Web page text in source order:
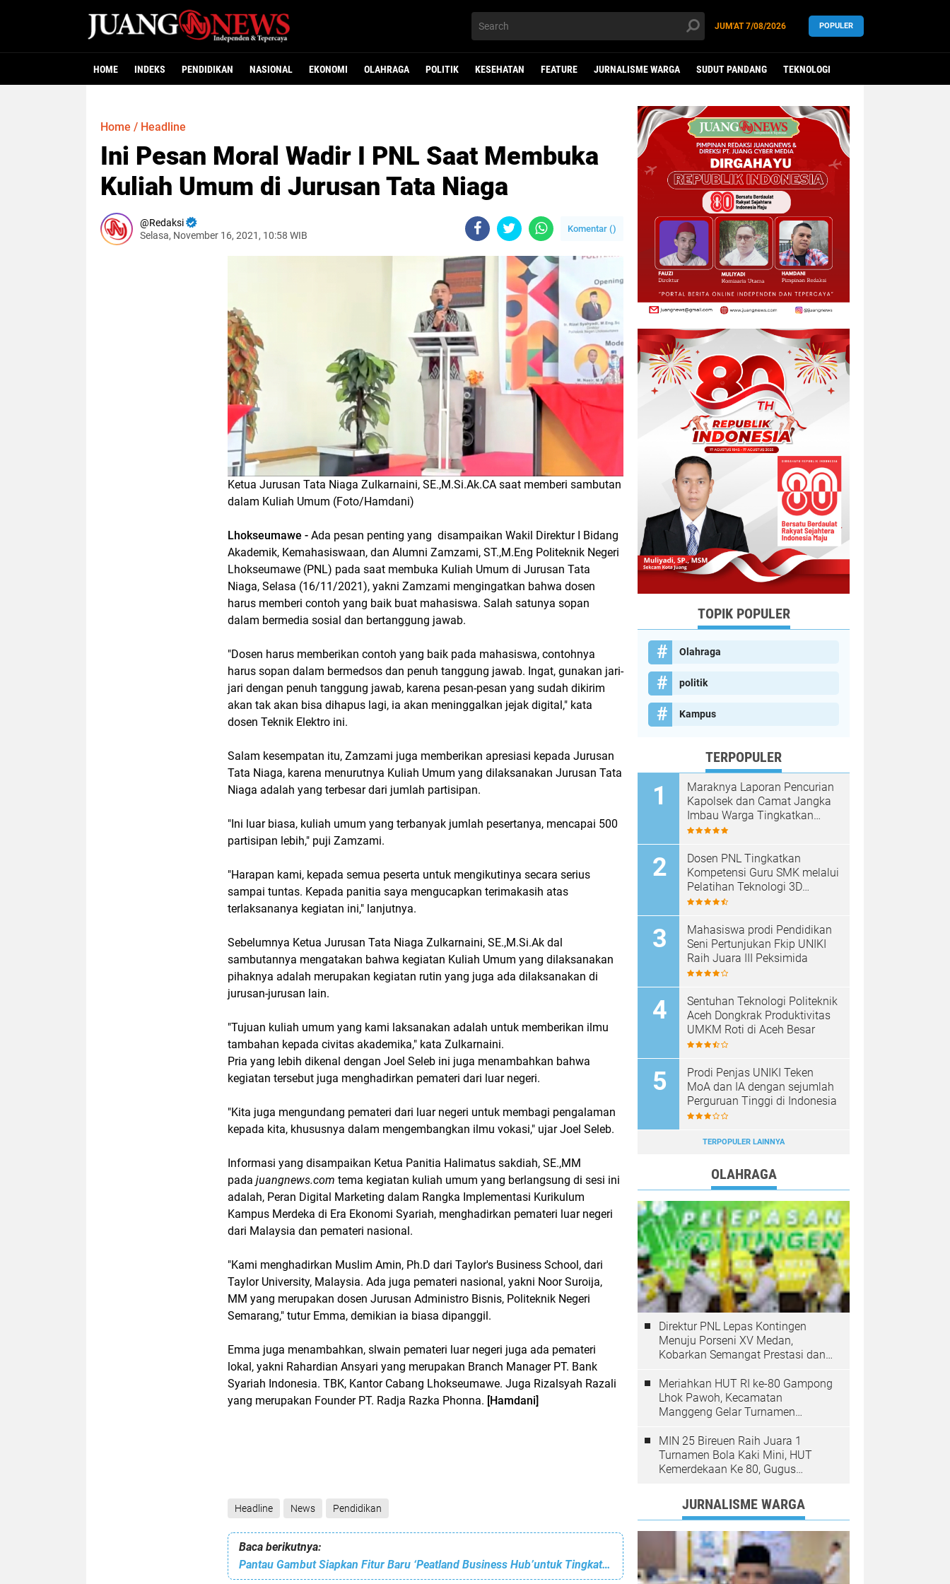
JUM'AT7/08/2026 POPULER
HOME INDEKS PENDIDIKAN NASIONAL EKONOMI OLAHRAGA POLITIK KESEHATAN FEATURE JURNALISME WARGA SUDUT PANDANG TEKNOLOGI
Home / Headline
Ini Pesan Moral Wadir I PNL Saat Membuka
Kuliah Umum di Jurusan Tata Niaga
Redaksi
Selasa, November 16, 2021, 10:58 WIB
Komentar ()
Ketua Jurusan Tata Niaga Zulkarnaini, SE.,M.Si.Ak.CA saat memberi sambutan
dalam Kuliah Umum (Foto/Hamdani)
Lhokseumawe - Ada pesan penting yang disampaikan Wakil Direktur I Bidang
Akademik, Kemahasiswaan, dan Alumni Zamzami, ST.,M.Eng Politeknik Negeri
Lhokseumawe (PNL) pada saat membuka Kuliah Umum di Jurusan Tata
Niaga, Selasa (16/11/2021), yakni Zamzami mengingatkan bahwa dosen
harus memberi contoh yang baik buat mahasiswa. Salah satunya sopan
dalam bermedia sosial dan bertanggung jawab.
"Dosen harus memberikan contoh yang baik pada mahasiswa, contohnya
harus sopan dalam bermedsos dan penuh tanggung jawab. Ingat, gunakan jari-
jari dengan penuh tanggung jawab, karena pesan-pesan yang sudah dikirim
akan tak akan bisa dihapus lagi, ia akan meninggalkan jejak digital," kata
dosen Teknik Elektro ini.
Salam kesempatan itu, Zamzami juga memberikan apresiasi kepada Jurusan
Tata Niaga, karena menurutnya Kuliah Umum yang dilaksanakan Jurusan Tata
Niaga adalah yang terbesar dari jumlah partisipan.
"Ini luar biasa, kuliah umum yang terbanyak jumlah pesertanya, mencapai 500
partisipan lebih," puji Zamzami.
"Harapan kami, kepada semua peserta untuk mengikutinya secara serius
sampai tuntas. Kepada panitia saya mengucapkan terimakasih atas
terlaksananya kegiatan ini," lanjutnya.
Sebelumnya Ketua Jurusan Tata Niaga Zulkarnaini, SE.,M.Si.Ak dal
sambutannya mengatakan bahwa kegiatan Kuliah Umum yang dilaksanakan
pihaknya adalah merupakan kegiatan rutin yang juga ada dilaksanakan di
jurusan-jurusan lain.
"Tujuan kuliah umum yang kami laksanakan adalah untuk memberikan ilmu
tambahan kepada civitas akademika," kata Zulkarnaini.
Pria yang lebih dikenal dengan Joel Seleb ini juga menambahkan bahwa
kegiatan tersebut juga menghadirkan pemateri dari luar negeri.
"Kita juga mengundang pemateri dari luar negeri untuk membagi pengalaman
kepada kita, khususnya dalam mengembangkan ilmu vokasi," ujar Joel Seleb.
Informasi yang disampaikan Ketua Panitia Halimatus sakdiah, SE.,MM
pada juangnews.com tema kegiatan kuliah umum yang berlangsung di sesi ini
adalah, Peran Digital Marketing dalam Rangka Implementasi Kurikulum
Kampus Merdeka di Era Ekonomi Syariah, menghadirkan pemateri luar negeri
dari Malaysia dan pemateri nasional.
"Kami menghadirkan Muslim Amin, Ph.D dari Taylor's Business School, dari
Taylor University, Malaysia. Ada juga pemateri nasional, yakni Noor Suroija,
MM yang merupakan dosen Jurusan Administro Bisnis, Politeknik Negeri
Semarang," tutur Emma, demikian ia biasa dipanggil.
Emma juga menambahkan, slwain pemateri luar negeri juga ada pemateri
lokal, yakni Rahardian Ansyari yang merupakan Branch Manager PT. Bank
Syariah Indonesia. TBK, Kantor Cabang Lhokseumawe. Juga Rizalsyah Razali
yang merupakan Founder PT. Radja Razka Phonna. [Hamdani]
Headline News Pendidikan
Baca berikutnya:
Pantau Gambut Siapkan Fitur Baru ‘Peatland Business Hub’untuk Tingkatkan Potensi Komoditas di Lahan Gambut
TOPIK POPULER
Olahraga
politik
Kampus
TERPOPULER
Maraknya Laporan Pencurian
Kapolsek dan Camat Jangka
Imbau Warga Tingkatkan
Kewaspadaan
Dosen PNL Tingkatkan
Kompetensi Guru SMK melalui
Pelatihan Teknologi 3D
Printing
Mahasiswa prodi Pendidikan
Seni Pertunjukan Fkip UNIKI
Raih Juara III Peksimida
Sentuhan Teknologi Politeknik
Aceh Dongkrak Produktivitas
UMKM Roti di Aceh Besar
Prodi Penjas UNIKI Teken
MoA dan IA dengan sejumlah
Perguruan Tinggi di Indonesia
TERPOPULER LAINNYA
OLAHRAGA
Direktur PNL Lepas Kontingen
Menuju Porseni XV Medan,
Kobarkan Semangat Prestasi dan
Meriahkan HUT RI ke-80 Gampong
Lhok Pawoh, Kecamatan
Manggeng Gelar Turnamen
MIN 25 Bireuen Raih Juara 1
Turnamen Bola Kaki Mini, HUT
Kemerdekaan Ke 80, Gugus
JURNALISME WARGA